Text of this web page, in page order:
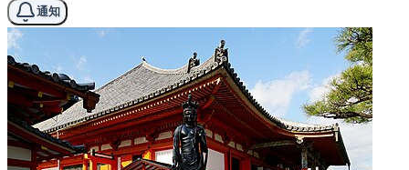
通知